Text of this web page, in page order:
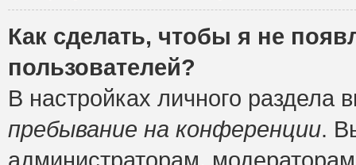
Как сделать, чтобы я не
пользователей?
В настройках личного
пребывание на конференции.